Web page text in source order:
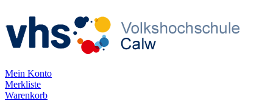
Mein Konto
Merkliste
Warenkorb